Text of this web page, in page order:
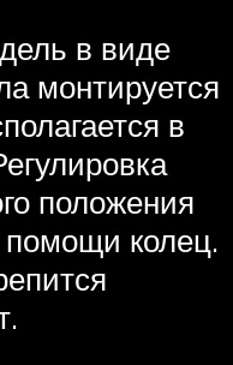
в виде
монтируется
в
положения
помощи колец.